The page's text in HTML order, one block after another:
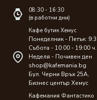
08:30 - 16:30
(в работни дни)
Кафе бутик Хемус
Понеделник - Петък:
Събота - 10:00 - 19:00 ч.
Неделя - Почивен ден
shop@kafemania.bg
Бул. Черни Връх 25A,
Бизнес център Хемус
Кафемания Фантастико